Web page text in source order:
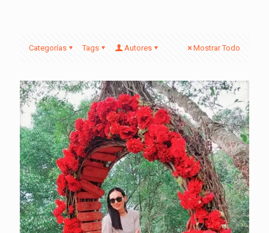
Categorías Tags Autores Mostrar Todo